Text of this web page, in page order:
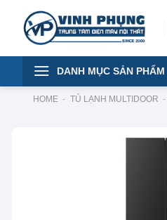
content
DANH MỤC SẢN PHẨM
HOME - TỦ LẠNH MULTIDOOR -